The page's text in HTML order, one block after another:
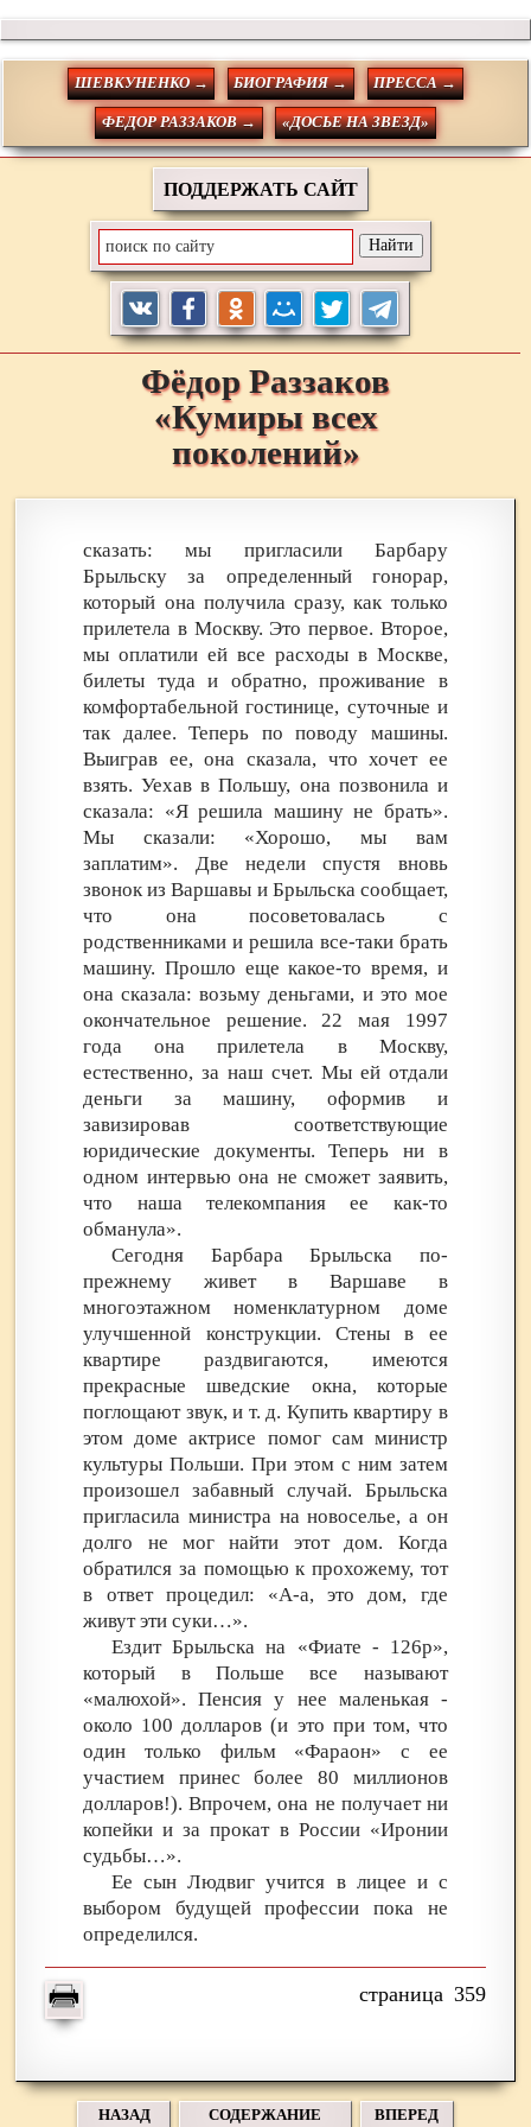
ШЕВКУНЕНКО → БИОГРАФИЯ → ПРЕССА →
ФЕДОР РАЗЗАКОВ → «ДОСЬЕ НА ЗВЕЗД»
ПОДДЕРЖАТЬ САЙТ
Фёдор Раззаков
«Кумиры всех
поколений»
сказать: мы пригласили Барбару
Брыльску за определенный гонорар,
который она получила сразу, как только
прилетела в Москву. Это первое. Второе,
мы оплатили ей все расходы в Москве,
билеты туда и обратно, проживание в
комфортабельной гостинице, суточные и
так далее. Теперь по поводу машины.
Выиграв ее, она сказала, что хочет ее
взять. Уехав в Польшу, она позвонила и
сказала: «Я решила машину не брать».
Мы сказали: «Хорошо, мы вам
заплатим». Две недели спустя вновь
звонок из Варшавы и Брыльска сообщает,
что она посоветовалась с
родственниками и решила все-таки брать
машину. Прошло еще какое-то время, и
она сказала: возьму деньгами, и это мое
окончательное решение. 22 мая 1997
года она прилетела в Москву,
естественно, за наш счет. Мы ей отдали
деньги за машину, оформив и
завизировав соответствующие
юридические документы. Теперь ни в
одном интервью она не сможет заявить,
что наша телекомпания ее как-то
обманула».
Сегодня Барбара Брыльска по-
прежнему живет в Варшаве в
многоэтажном номенклатурном доме
улучшенной конструкции. Стены в ее
квартире раздвигаются, имеются
прекрасные шведские окна, которые
поглощают звук, и т. д. Купить квартиру в
этом доме актрисе помог сам министр
культуры Польши. При этом с ним затем
произошел забавный случай. Брыльска
пригласила министра на новоселье, а он
долго не мог найти этот дом. Когда
обратился за помощью к прохожему, тот
в ответ процедил: «А-а, это дом, где
живут эти суки…».
Ездит Брыльска на «Фиате - 126р»,
который в Польше все называют
«малюхой». Пенсия у нее маленькая -
около 100 долларов (и это при том, что
один только фильм «Фараон» с ее
участием принес более 80 миллионов
долларов!). Впрочем, она не получает ни
копейки и за прокат в России «Иронии
судьбы…».
Ее сын Людвиг учится в лицее и с
выбором будущей профессии пока не
определился.
359
НАЗАД СОДЕРЖАНИЕ ВПЕРЕД